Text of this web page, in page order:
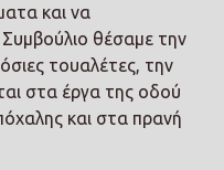
και να
θέσαμε την
τουαλέτες, την
στα έργα της οδού
και στα πρανή